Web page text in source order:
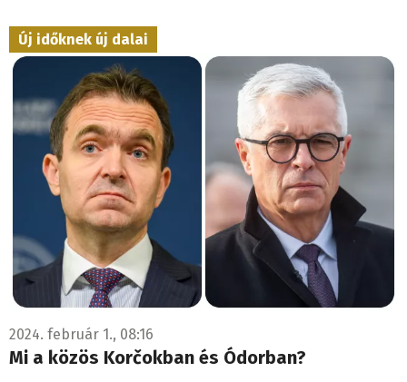
Új időknek új dalai
2024. február 1., 08:16
Mi a közös Korčokban és Ódorban?